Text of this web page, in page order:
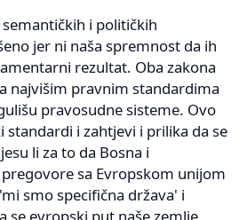
i političkih
jer ni naša spremnost da ih
rezultat. Oba zakona
najvišim pravnim standardima
pravosudne sisteme. Ovo
standardi i zahtjevi i prilika da se
li za to da Bosna i
sa Evropskom unijom
smo specifična država' i
se evropski put naše zemlje